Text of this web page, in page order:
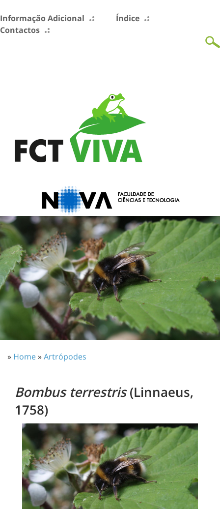
Informação Adicional
Índice
Contactos
» Home»Artrópodes
Bombus terrestris(Linnaeus,
1758)